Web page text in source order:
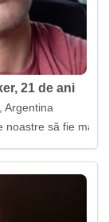
21 de ani
Argentina
noastre să fie magice